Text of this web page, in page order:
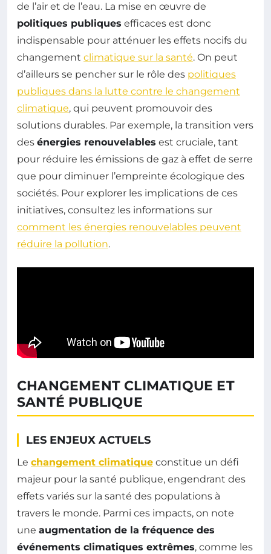
de l’air et de l’eau. La mise en œuvre de
politiques publiques efficaces est donc
indispensable pour atténuer les effets nocifs du
changement climatique sur la santé. On peut
d’ailleurs se pencher sur le rôle des politiques
publiques dans la lutte contre le changement
climatique, qui peuvent promouvoir des
solutions durables. Par exemple, la transition vers
des énergies renouvelables est cruciale, tant
pour réduire les émissions de gaz à effet de serre
que pour diminuer l’empreinte écologique des
sociétés. Pour explorer les implications de ces
initiatives, consultez les informations sur
comment les énergies renouvelables peuvent
réduire la pollution.
CHANGEMENT CLIMATIQUE ET
SANTÉ PUBLIQUE
LES ENJEUX ACTUELS
Le changement climatique constitue un défi
majeur pour la santé publique, engendrant des
effets variés sur la santé des populations à
travers le monde. Parmi ces impacts, on note
une augmentation de la fréquence des
événements climatiques extrêmes, comme les